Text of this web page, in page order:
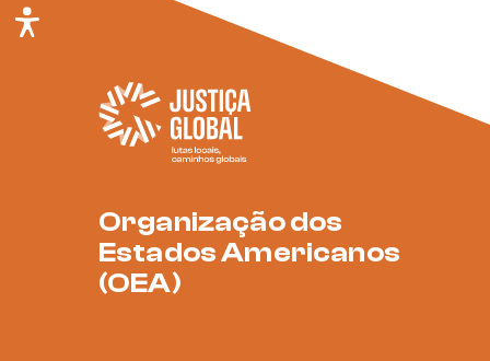
Organização dos
Estados Americanos
(OEA)